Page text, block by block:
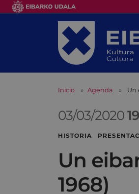
Inicio Agenda Un
03/03/2020
HISTORIA
Un
1968)